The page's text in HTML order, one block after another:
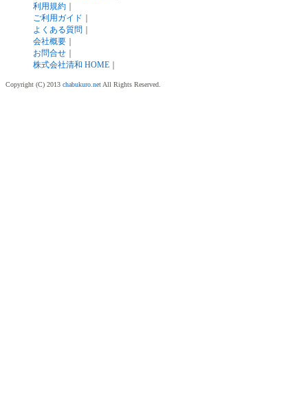
利用規約 ｜
ご利用ガイド ｜
よくある質問 ｜
会社概要 ｜
お問合せ ｜
株式会社清和 HOME ｜
Copyright (C) 2013 chabukuro.net All Rights Reserved.